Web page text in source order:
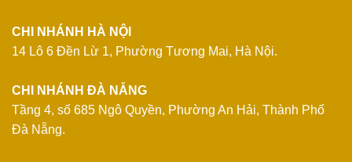
CHI NHÁNH HÀ NỘI
14 Lô 6 Đền Lừ 1, Phường Tương Mai, Hà Nội.
CHI NHÁNH ĐÀ NẴNG
Tầng 4, số 685 Ngô Quyền, Phường An Hải, Thành Phố
Đà Nẵng.